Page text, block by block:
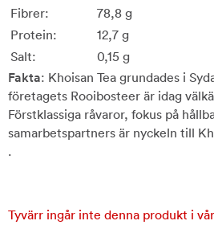
Fibrer:
78,8 g
Protein:
12,7 g
Salt:
0,15 g
Fakta: Khoisan Tea grundades i
företagets Rooibosteer är idag
Förstklassiga råvaror, fokus på
samarbetspartners är nyckeln till
.
Tyvärr ingår inte denna produkt i